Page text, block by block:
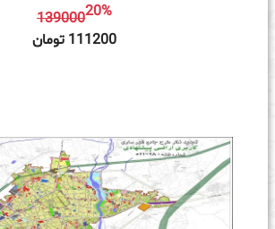
13900020%
111200 تومان